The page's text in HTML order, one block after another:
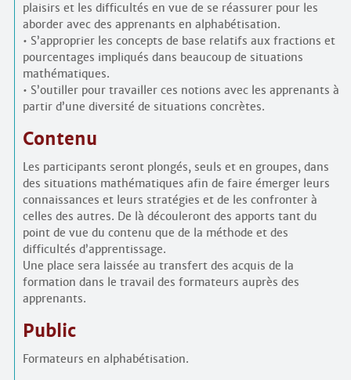
plaisirs et les difficultés en vue de se réassurer pour les
aborder avec des apprenants en alphabétisation.
• S’approprier les concepts de base relatifs aux fractions et
pourcentages impliqués dans beaucoup de situations
mathématiques.
• S’outiller pour travailler ces notions avec les apprenants à
partir d’une diversité de situations concrètes.
Contenu
Les participants seront plongés, seuls et en groupes, dans
des situations mathématiques afin de faire émerger leurs
connaissances et leurs stratégies et de les confronter à
celles des autres. De là découleront des apports tant du
point de vue du contenu que de la méthode et des
difficultés d’apprentissage.
Une place sera laissée au transfert des acquis de la
formation dans le travail des formateurs auprès des
apprenants.
Public
Formateurs en alphabétisation.